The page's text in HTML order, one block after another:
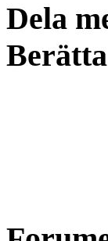
Dela